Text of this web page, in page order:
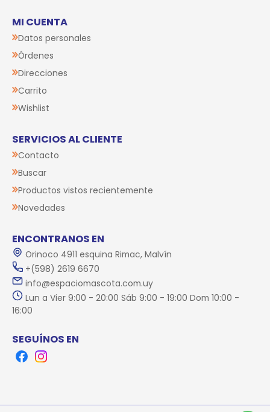
MI CUENTA
Datos personales
Órdenes
Direcciones
Carrito
Wishlist
SERVICIOS AL CLIENTE
Contacto
Buscar
Productos vistos recientemente
Novedades
ENCONTRANOS EN
Orinoco 4911 esquina Rimac, Malvín
+(598) 2619 6670
info@espaciomascota.com.uy
Lun a Vier 9:00 - 20:00 Sáb 9:00 - 19:00 Dom 10:00 -
16:00
SEGUÍNOS EN
FacebookInstagram